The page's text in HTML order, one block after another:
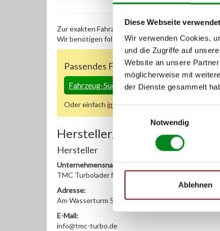
Diese Webseite
Wir verwenden Cookies,
und die Zugriffe auf
Website an unsere
möglicherweise mit
der Dienste gesammelt
Einwilligungsauswahl
Notwendig
Ablehnen
Zur exakten Fahrzeug-Identifizierung können Sie
Wir benötigen folgende Fahrzeugdaten:
Passendes Fahrzeug nicht dabei?
Fahrzeug-Suche für AT-Turbolader»
Oder einfach im Chatnachfragen.
Hersteller/EU Verantwortliche
Hersteller
Unternehmensname:
TMC Turbolader Manufaktur Coesfeld
Adresse:
Am Wasserturm 55, Coesfeld, NRW, 48653, DE
E-Mail:
info@tmc-turbo.de